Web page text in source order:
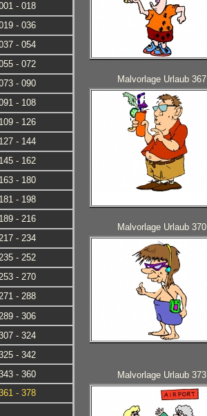
- 018
- 036
- 054
- 072
- 090
- 108
- 126
- 144
- 162
- 180
- 198
- 216
- 234
- 252
- 270
- 288
- 306
- 324
- 342
- 360
- 378
Malvorlage Urlaub 367
Malvorlage Urlaub 370
Malvorlage Urlaub 373